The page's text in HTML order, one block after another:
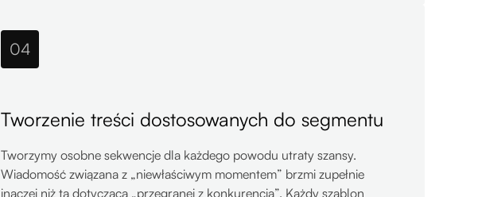
04
Tworzenie treści dostosowanych do segmentu
Tworzymy osobne sekwencje dla każdego powodu utraty szansy.
Wiadomość związana z „niewłaściwym momentem” brzmi zupełnie
inaczej niż ta dotycząca „przegranej z konkurencją”. Każdy szablon